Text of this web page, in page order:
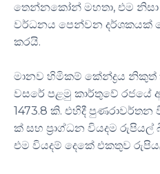
තෙන්නකෝන් මහතා, එම නිසා
වර්ධනය පෙන්වන දර්ශකයක්
කරයි.
මානව හිමිකම් කේන්ද්‍රය නිකුත්
වසරේ පළමු කාර්තුවේ රජයේ
1473.8 කි. එහිදී
ක් සහ ප්‍රාග්ධන වියදම රුපියල්
එම වියදම් දෙකේ එකතුව